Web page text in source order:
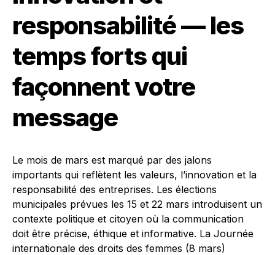
responsabilité — les
temps forts qui
façonnent votre
message
Le mois de mars est marqué par des jalons
importants qui reflètent les valeurs, l’innovation et la
responsabilité des entreprises. Les élections
municipales prévues les 15 et 22 mars introduisent un
contexte politique et citoyen où la communication
doit être précise, éthique et informative. La Journée
internationale des droits des femmes (8 mars)